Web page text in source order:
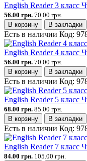
English Reader 3 класс
56.00 грн. 70.00 грн.
В корзину
В закладки
Есть в наличии Код:
English Reader 4 класс
56.00 грн. 70.00 грн.
В корзину
В закладки
Есть в наличии Код:
English Reader 5 класс
68.00 грн. 85.00 грн.
В корзину
В закладки
Есть в наличии Код:
English Reader 7 класс
84.00 грн. 105.00 грн.